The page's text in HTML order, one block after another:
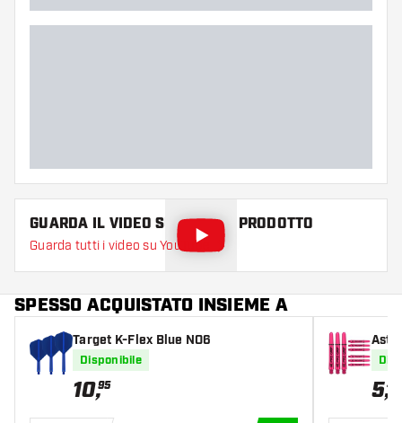
GUARDA IL VIDEO SU QUESTO PRODOTTO
Guarda tutti i video su YouTube
SPESSO ACQUISTATO INSIEME A
Target K-Flex Blue NO6
Disponibile
10,95 5,49